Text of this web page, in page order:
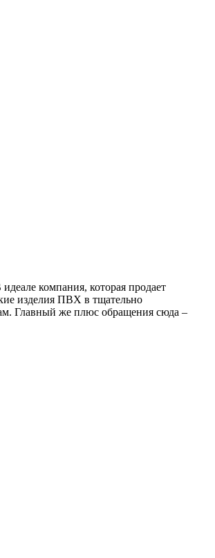
компания, которая продает
изделия ПВХ в тщательно
Главный же плюс обращения сюда –